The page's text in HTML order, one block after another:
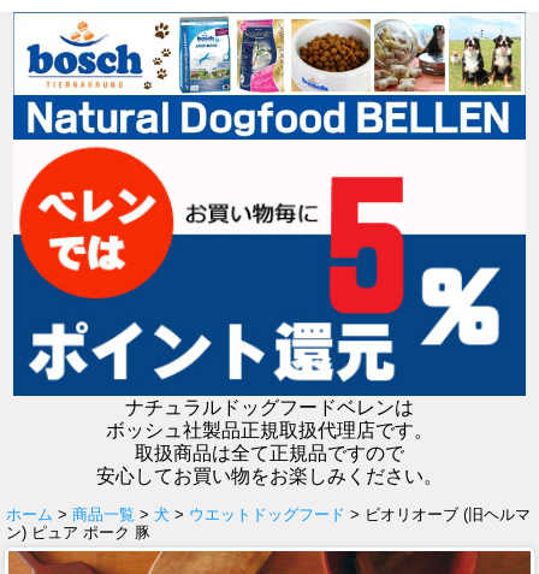
ナチュラルドッグフードベレンは
ボッシュ社製品正規取扱代理店です。
取扱商品は全て正規品ですので
安心してお買い物をお楽しみください。
ホーム > 商品一覧 > 犬 > ウエットドッグフード > ビオリオーブ (旧ヘルマ
ン) ピュア ポーク 豚